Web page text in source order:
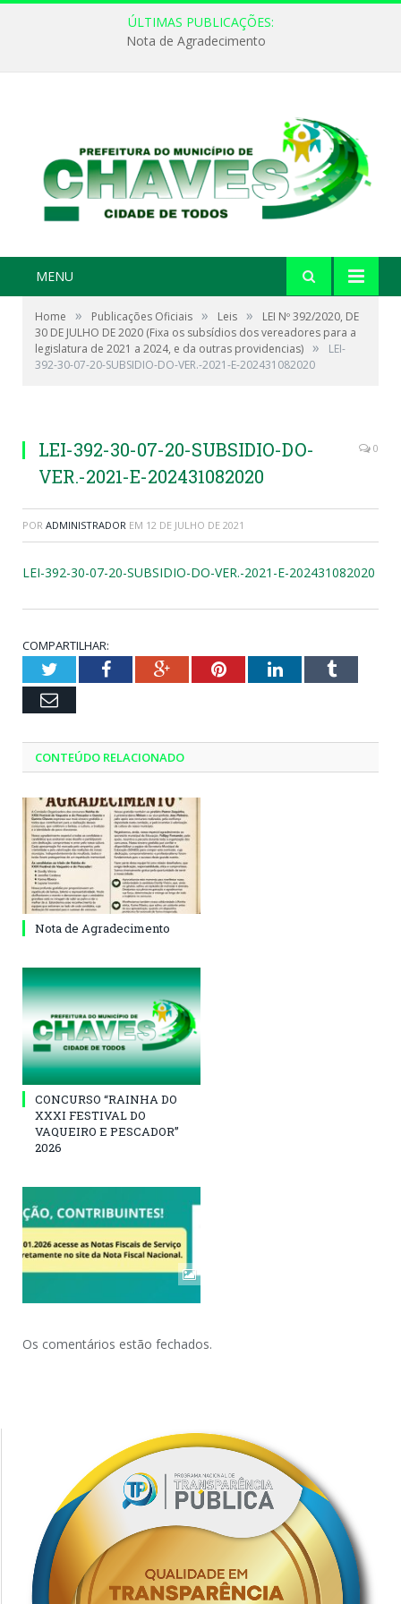
ÚLTIMAS PUBLICAÇÕES:
Nota de Agradecimento
MENU
Home » Publicações Oficiais » Leis »
LEI Nº 392/2020, DE
30 DE JULHO DE 2020 (Fixa os subsídios dos vereadores para a
legislatura de 2021 a 2024, e da outras providencias) »
LEI-
392-30-07-20-SUBSIDIO-DO-VER.-2021-E-202431082020
LEI-392-30-07-20-SUBSIDIO-DO-
VER.-2021-E-202431082020
0
POR ADMINISTRADOR EM 12 DE JULHO DE 2021
LEI-392-30-07-20-SUBSIDIO-DO-VER.-2021-E-202431082020
COMPARTILHAR:
TwitterFacebookGoogle+PinterestLinkedInTumblr
Email
CONTEÚDO RELACIONADO
Nota de Agradecimento
CONCURSO “RAINHA DO
XXXI FESTIVAL DO
VAQUEIRO E PESCADOR”
2026
Os comentários estão fechados.